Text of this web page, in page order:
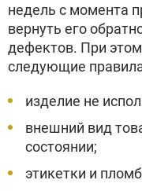
недель с момента
вернуть его
дефектов. При
следующие
изделие не
внешний вид
состоянии;
этикетки и